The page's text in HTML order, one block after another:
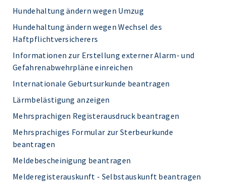
Hundehaltung ändern wegen Umzug
Hundehaltung ändern wegen Wechsel des
Haftpflichtversicherers
Informationen zur Erstellung externer Alarm- und
Gefahrenabwehrpläne einreichen
Internationale Geburtsurkunde beantragen
Lärmbelästigung anzeigen
Mehrsprachigen Registerausdruck beantragen
Mehrsprachiges Formular zur Sterbeurkunde
beantragen
Meldebescheinigung beantragen
Melderegisterauskunft - Selbstauskunft beantragen